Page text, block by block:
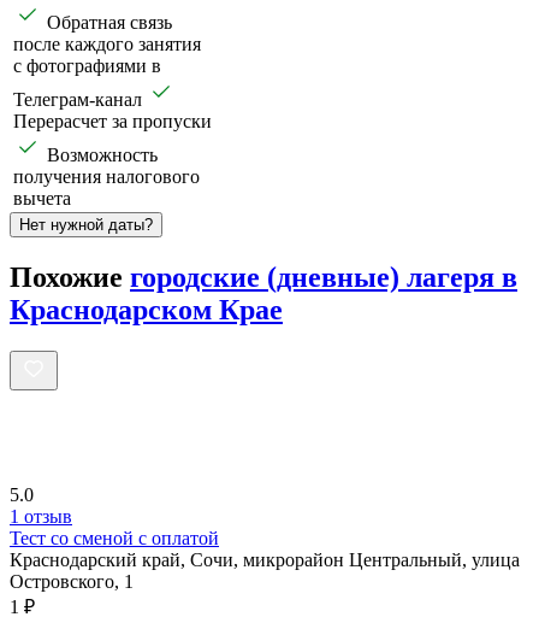
Обратная связь
после каждого занятия
с фотографиями в
Телеграм-канал
Перерасчет за пропуски
Возможность
получения налогового
вычета
Нет нужной даты?
Похожие городские (дневные) лагеря в
Краснодарском Крае
5.0
1 отзыв
Тест со сменой с оплатой
Краснодарский край, Сочи, микрорайон Центральный, улица
Островского, 1
1 ₽